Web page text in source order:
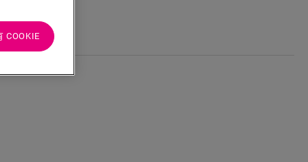
COOKIE